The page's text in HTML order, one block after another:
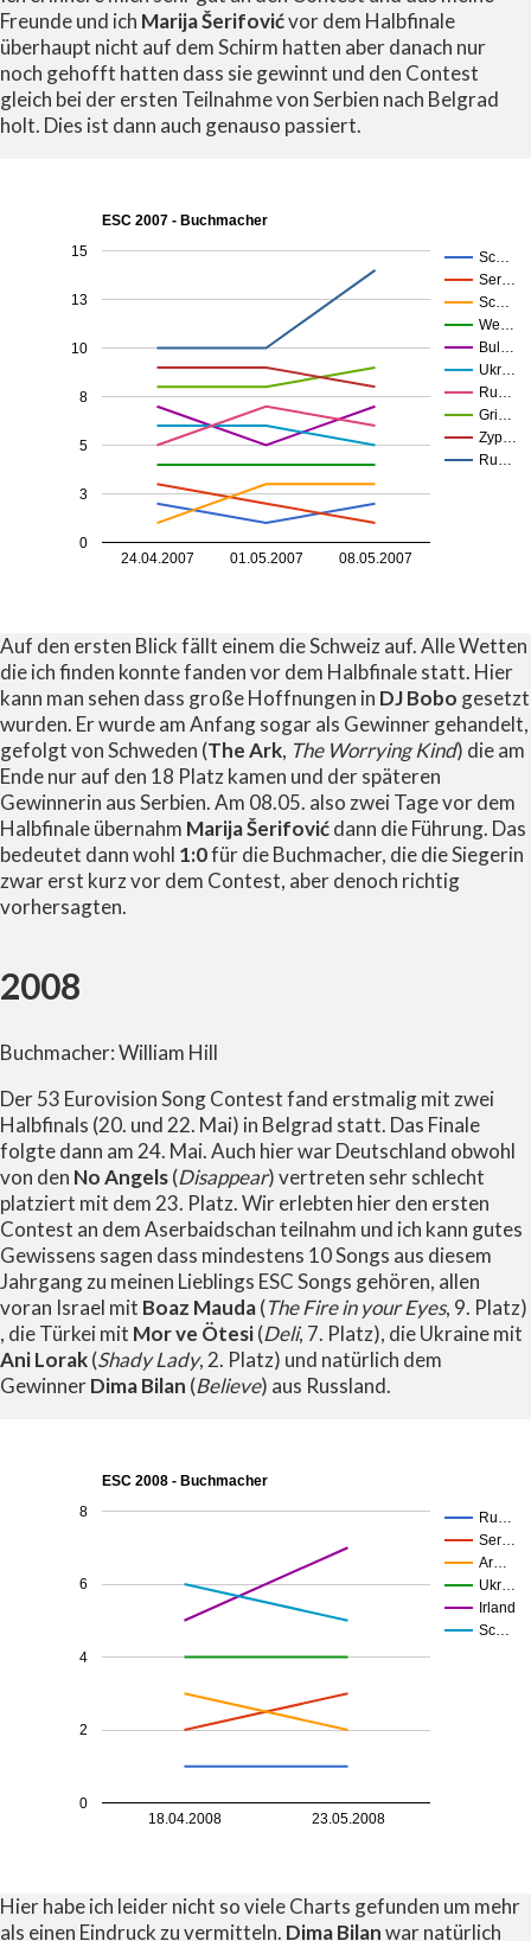
Freunde und ich Marija Šerifovićvor dem Halbfinale
überhaupt nicht auf dem Schirm hatten aber danach nur
noch gehofft hatten dass sie gewinnt und den Contest
gleich bei der ersten Teilnahme von Serbien nach Belgrad
holt. Dies ist dann auch genauso passiert.
ESC 2007 - Buchmacher
Sc…
Ser…
Sc…
We…
Bul…
Ukr…
Ru…
Gri…
Zyp…
Ru…
24.04.2007 01.05.2007 08.05.2007
0
3
5
8
10
13
15
Auf den ersten Blick fällt einem die Schweiz auf. Alle Wetten
die ich finden konnte fanden vor dem Halbfinale statt. Hier
kann man sehen dass große Hoffnungen in DJ Bobo gesetzt
wurden. Er wurde am Anfang sogar als Gewinner gehandelt,
gefolgt von Schweden (The Ark, The Worrying Kind) die am
Ende nur auf den 18 Platz kamen und der späteren
Gewinnerin aus Serbien. Am 08.05. also zwei Tage vor dem
Halbfinale übernahm Marija Šerifovićdann die Führung. Das
bedeutet dann wohl 1:0für die Buchmacher, die die Siegerin
zwar erst kurz vor dem Contest, aber denoch richtig
vorhersagten.
2008
Buchmacher: William Hill
Der 53 Eurovision Song Contest fand erstmalig mit zwei
Halbfinals (20. und 22. Mai) in Belgrad statt. Das Finale
folgte dann am 24. Mai. Auch hier war Deutschland obwohl
von den No Angels(Disappear) vertreten sehr schlecht
platziert mit dem 23. Platz. Wir erlebten hier den ersten
Contest an dem Aserbaidschan teilnahm und ich kann gutes
Gewissens sagen dass mindestens 10 Songs aus diesem
Jahrgang zu meinen Lieblings ESC Songs gehören, allen
voran Israel mit Boaz Mauda(The Fire in your Eyes, 9. Platz)
, die Türkei mit Mor ve Ötesi(Deli, 7. Platz), die Ukraine mit
Ani Lorak(Shady Lady, 2. Platz) und natürlich dem
GewinnerDima Bilan (Believe) aus Russland.
ESC 2008 - Buchmacher
Ru…
Ser…
Ar…
Ukr…
Irland
Sc…
18.04.2008 23.05.2008
0
2
4
6
8
Hier habe ich leider nicht so viele Charts gefunden um mehr
als einen Eindruck zu vermitteln. Dima Bilanwar natürlich